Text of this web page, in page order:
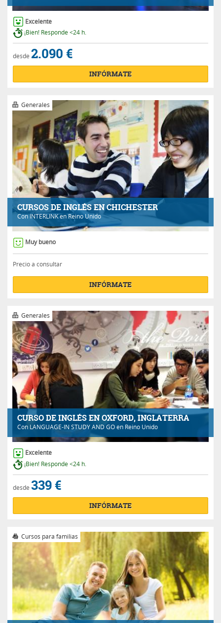
Excelente
¡Bien! Responde <24 h.
desde 2.090 €
INFÓRMATE
CURSOS DE INGLÉS EN CHICHESTER
ConINTERLINKen Reino Unido
Generales
Muy bueno
Precio a consultar
INFÓRMATE
CURSO DE INGLÉS EN OXFORD, INGLATERRA
Con LANGUAGE-IN STUDY AND GOen Reino Unido
Generales
Excelente
¡Bien! Responde <24 h.
desde 339 €
INFÓRMATE
Cursos para familias